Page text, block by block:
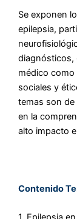
Se exponen
epilepsia,
diagnósticos,
médico como
sociales y
temas son de
en la
alto impacto
Contenido